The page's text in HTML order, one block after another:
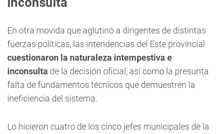
En otra movida que aglutinó a dirigentes de distintas
fuerzas políticas, las intendencias del Este provincial
cuestionaron la naturaleza intempestiva e
inconsulta de la decisión oficial, así como la presunta
falta de fundamentos técnicos que demuestren la
ineficiencia del sistema.
Lo hicieron cuatro de los cinco jefes municipales de la